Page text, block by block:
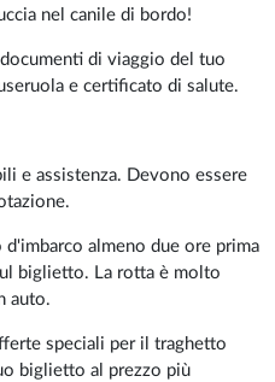
nel canile di bordo!
di viaggio del tuo
e certificato di salute.
e assistenza. Devono essere
d'imbarco almeno due ore prima
biglietto. La rotta è molto
auto.
speciali per il traghetto
biglietto al prezzo più